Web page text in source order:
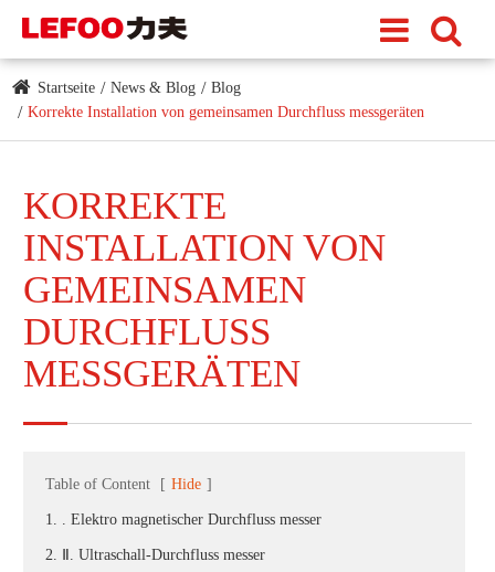
Startseite News & Blog
Blog
Korrekte Installation von gemeinsamen Durchfluss messgeräten
KORREKTE
INSTALLATION VON
GEMEINSAMEN
DURCHFLUSS
MESSGERÄTEN
Table of Content [ Hide ]
1. . Elektro magnetischer Durchfluss messer
2. Ⅱ. Ultraschall-Durchfluss messer